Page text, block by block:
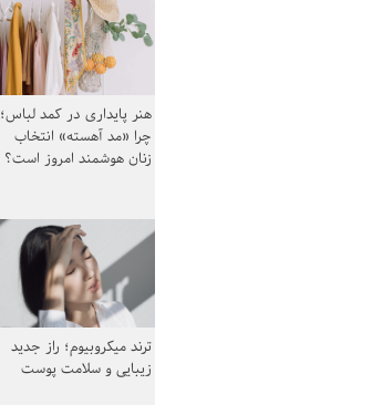
هنر پایداری در کمد لباس؛
چرا «مد آهسته» انتخاب
زنان هوشمند امروز است؟
ترند میکروبیوم؛ راز جدید
زیبایی و سلامت پوست